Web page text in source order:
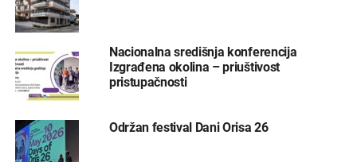
Nacionalna središnja konferencija
Izgrađena okolina – priuštivost
pristupačnosti
Održan festival Dani Orisa 26